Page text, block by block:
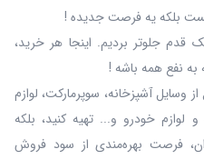
بلکه یه فرصت جدیده !
قدم جلوتر بردیم. اینجا هر خرید،
به نفع همه باشه !
وسایل آشپزخانه، سوپرمارکت، لوازم
خودرو و... تهیه کنید، بلکه
فرصت بهره‌مندی از سود فروش